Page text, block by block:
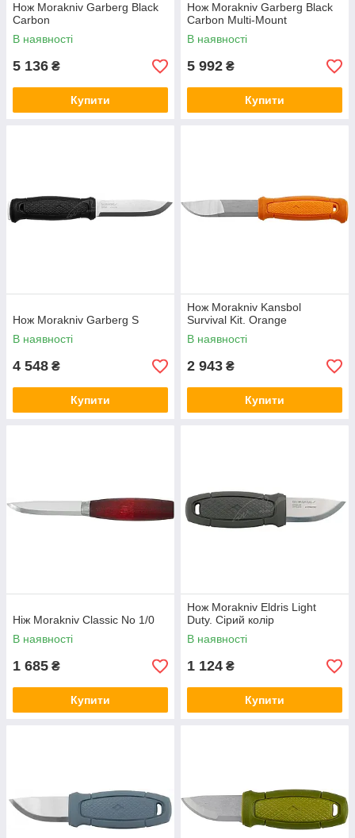
Нож Morakniv Garberg Black
Carbon
В наявності
5 136 ₴
Купити
Нож Morakniv Garberg Black
Carbon Multi-Mount
В наявності
5 992 ₴
Купити
Нож Morakniv Garberg S
В наявності
4 548 ₴
Купити
Нож Morakniv Kansbol
Survival Kit. Orange
В наявності
2 943 ₴
Купити
Ніж Morakniv Classic No 1/0
В наявності
1 685 ₴
Купити
Нож Morakniv Eldris Light
Duty. Сірий колір
В наявності
1 124 ₴
Купити